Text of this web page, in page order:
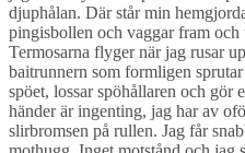
djuphålan. Där står min
pingisbollen och vaggar fram
Termosarna flyger när jag rusar
baitrunnern som formligen
spöet, lossar spöhållaren och gör
händer är ingenting, jag har av
slirbromsen på rullen. Jag får